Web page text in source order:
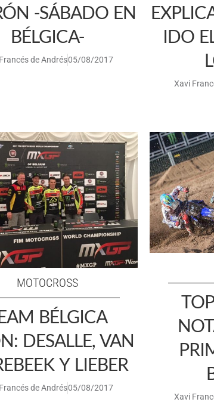
-SÁBADO EN
BÉLGICA-
de Andrés05/08/2017
IDO
Xavi
MOTOCROSS
BÉLGICA
DESALLE, VAN
Y LIEBER
de Andrés05/08/2017
Xavi